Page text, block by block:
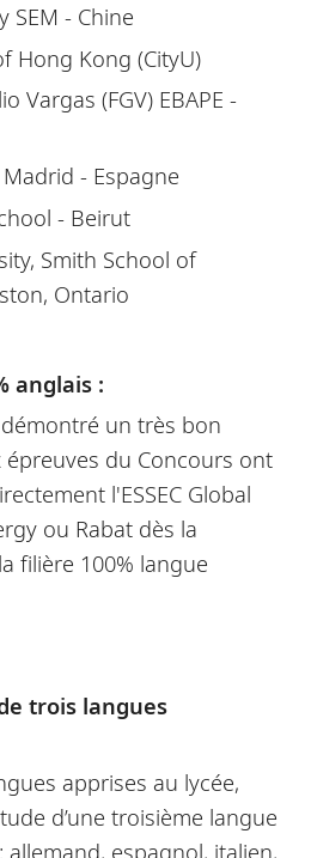
SEM - Chine
Hong Kong (CityU)
Vargas (FGV) EBAPE -
Madrid - Espagne
- Beirut
Smith School of
Ontario
anglais :
un très bon
épreuves du Concours ont
l'ESSEC Global
ou Rabat dès la
filière 100% langue
trois langues
apprises au lycée,
d’une troisième langue
espagnol, italien,